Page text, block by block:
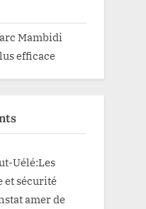
Mambidi
efficace
Uélé:Les
et sécurité
amer de